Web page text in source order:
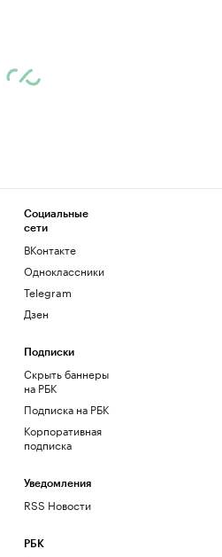
Социальные
сети
ВКонтакте
Одноклассники
Telegram
Дзен
Подписки
Скрыть баннеры
на РБК
Подписка на РБК
Корпоративная
подписка
Уведомления
RSS Новости
РБК